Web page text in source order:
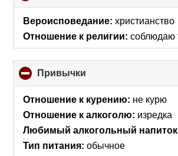
to
collapse
Вероисповедание: христианство
Отношение к религии: соблюдаю
Привычки
to
collapse
Отношение к курению: не курю
Отношение к алкоголю: изредка
Любимый алкогольный
Тип питания: обычное